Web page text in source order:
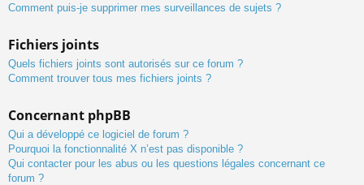
Comment puis-je supprimer mes surveillances de sujets ?
Fichiers joints
Quels fichiers joints sont autorisés sur ce forum ?
Comment trouver tous mes fichiers joints ?
Concernant phpBB
Qui a développé ce logiciel de forum ?
Pourquoi la fonctionnalité X n’est pas disponible ?
Qui contacter pour les abus ou les questions légales concernant ce
forum ?